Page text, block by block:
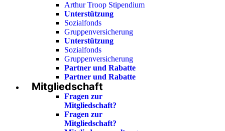
Arthur Troop Stipendium
Unterstützung
Sozialfonds
Gruppenversicherung
Unterstützung
Sozialfonds
Gruppenversicherung
Partner und Rabatte
Partner und Rabatte
Mitgliedschaft
Fragen zur
Mitgliedschaft?
Fragen zur
Mitgliedschaft?